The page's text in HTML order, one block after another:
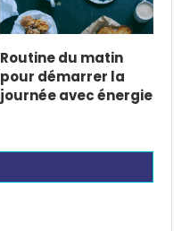
Routine du matin
pour démarrer la
journée avec énergie